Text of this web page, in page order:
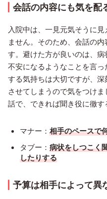
会話の内容にも気を配
入院中は、一見元気そうに
ません。そのため、会話の
す。避けた方が良いのは、
不安になるようなことを言
する気持ちは大切ですが、
させてしまうので気をつけ
話で、できれば聞き役に徹す
マナー： 相手のペースで
タブー： 病状をしつこく
したりする
予算は相手によって異